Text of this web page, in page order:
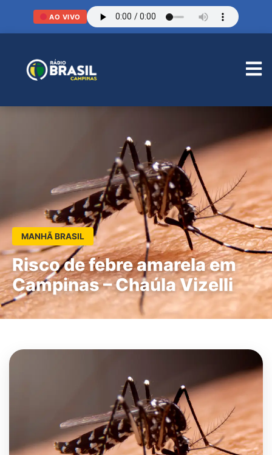
AO VIVO
MANHÃ BRASIL
Risco de febre amarela em
Campinas – Chaúla Vizelli